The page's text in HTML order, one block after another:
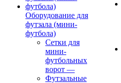
Оборудование для
футзала (мини-
футбола)
Сетки для
мини-
футбольных
ворот —
Футзальные